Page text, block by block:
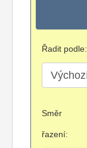
Řadit podle:
Směr
řazení: